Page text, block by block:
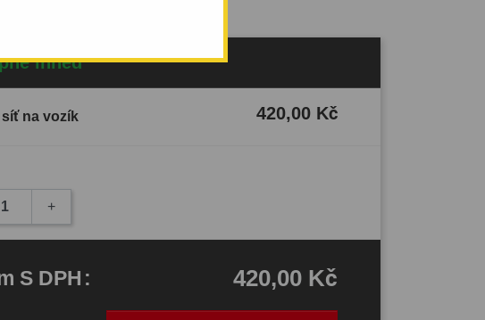
ihned
na vozík 420,00 Kč
+
S DPH: 420,00 Kč